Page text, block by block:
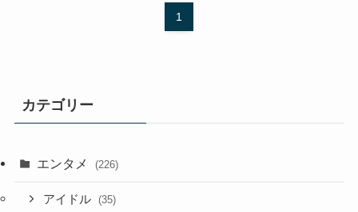
1
カテゴリー
エンタメ (226)
アイドル (35)